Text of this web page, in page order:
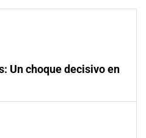
Un choque decisivo en